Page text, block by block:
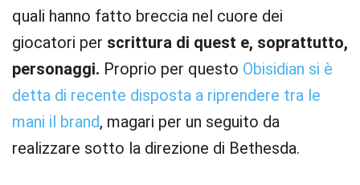
quali hanno fatto breccia nel cuore dei
giocatori per scrittura di quest e, soprattutto,
personaggi. Proprio per questo Obisidian si è
detta di recente disposta a riprendere tra le
mani il brand, magari per un seguito da
realizzare sotto la direzione di Bethesda.